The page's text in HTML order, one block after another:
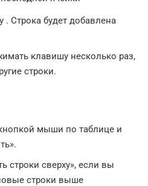
Строка будет добавлена
клавишу несколько раз,
строки.
мыши по таблице и
строки сверху», если вы
строки выше